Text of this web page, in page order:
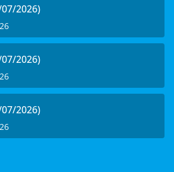
2026)
2026)
2026)